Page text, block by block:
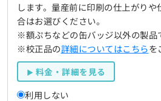
します。量産前に印刷の仕上がり
合はお選びください。
※額ぷちなどの缶バッジ以外の製品
※校正品の詳細についてはこちらを
料金・詳細を見る
利用しない